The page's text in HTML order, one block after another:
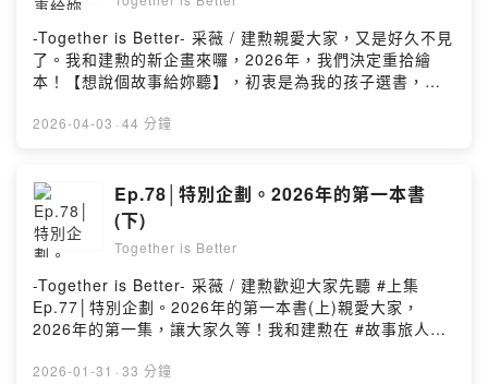
書」這件事▎我們聊到的書《掉進坑裡的鱷魚克洛克》阿
蘇爾・羅培茲/著、葉淑吟/譯、大塊文化/出版《掉進坑裡
的鱷魚克洛克》阿蘇爾・羅培茲｜新書影片【展覽╳講
座】掉進鱷魚克洛克的繪本世界——墨西哥插畫家Azul
López 快閃原畫展4/22－4/25/嘿，親愛的你，謝謝你還在
聆聽，我的「讀寫生活」。本節目以「不定期更新」的方
Together｜讀寫生活加入會員，支持節目：
https://cksaaoon8rbd209407se6c2yj.firstory.io/join留
言告訴我你對這一集的想法：
https://open.firstory.me/user/cksaaoon8rbd209407se
-Together is Better- 采薇 / 建勲親愛大家，又是好久不見
了。我和建勲的新企畫來囉，2026年，我們決定重拾繪
本！【想說個故事給妳聽】，初衷是為我的孩子選書，更
次由我挑選了 岩村和朗的 《14隻老鼠》系列，由小老鼠家
點：。關於【想說個故事給妳聽】這個新企畫。采薇和孩
子的繪本之旅是如何開始的？。關於：岩村和朗《14隻老
鼠》系列。采薇/建勲，最喜歡的分別是哪一本？。我們在
《14隻老鼠》系列讀到了什麼？▎我們聊到的書《14隻老
鼠》系列 岩村和朗/著、漢聲雜誌/譯、英文漢聲/出版/嘿，
親愛的你，謝謝你還在聆聽，我的「讀寫生活」。本節目
以「不定期更新」的方式，為大家繼續分享，我和我們的
閱讀感受。希望你繼續喜歡我們聊的創作者和書，和我的
「讀寫生活」。▎一起Together｜讀寫生活加入會員，支
2026-04-03 · 44 分鐘
Ep.78│特別企劃。2026年的第一本書
(下)
Together is Better
-Together is Better- 采薇 / 建勲歡迎大家先聽 #上集
Ep.77│特別企劃。2026年的第一本書(上)親愛大家，
2026年的第一集，讓大家久等！我和建勲在 #故事旅人
快，便擅自分作上/下兩集囉。接續上集，也聊到了有關新
2026-01-31 · 33 分鐘